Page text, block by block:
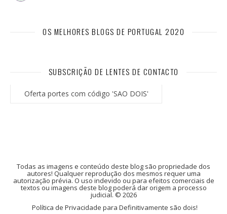
OS MELHORES BLOGS DE PORTUGAL 2020
SUBSCRIÇÃO DE LENTES DE CONTACTO
Oferta portes com código 'SAO DOIS'
Todas as imagens e conteúdo deste blog são propriedade dos
autores! Qualquer reprodução dos mesmos requer uma
autorização prévia. O uso indevido ou para efeitos comerciais de
textos ou imagens deste blog poderá dar origem a processo
judicial. © 2026
Política de Privacidade para Definitivamente são dois!